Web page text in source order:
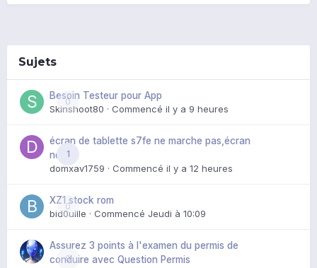
Sujets
0
Besoin Testeur pour App
Skinshoot80 · Commencé il y a 9 heures
1
écran de tablette s7fe ne marche pas,écran
noir
domxav1759 · Commencé il y a 12 heures
0
XZ1 stock rom
bid0uille · Commencé Jeudi à 10:09
0
Assurez 3 points à l'examen du permis de
conduire avec Question Permis